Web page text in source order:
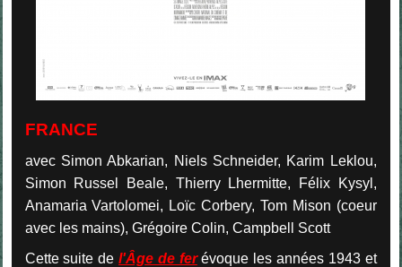
FRANCE
avec Simon Abkarian, Niels Schneider, Karim Leklou,
Simon Russel Beale, Thierry Lhermitte, Félix Kysyl,
Anamaria Vartolomei, Loïc Corbery, Tom Mison (coeur
avec les mains), Grégoire Colin, Campbell Scott
Cette suite del'Âge de ferévoque les années 1943 et